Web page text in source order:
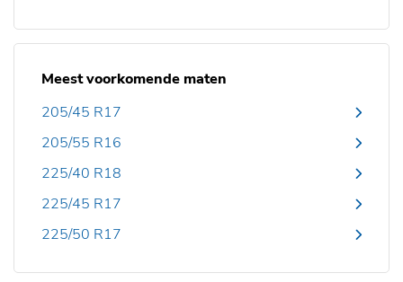
Meest voorkomende maten
205/45 R17
205/55 R16
225/40 R18
225/45 R17
225/50 R17